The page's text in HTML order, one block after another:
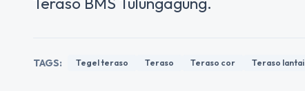
TAGS: Tegel teraso Teraso Teraso cor Teraso lantai